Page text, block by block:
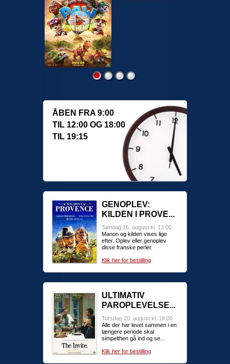
ÅBEN FRA 9:00
TIL 12:00 OG 18:00
TIL 19:15
GENOPLEV:
KILDEN I PROVE...
Søndag 16. august kl. 13:00
Manon og kilden vises lige
efter. Oplev eller genoplev
disse franske perler.
Klik her for bestilling
ULTIMATIV
PAROPLEVELSE...
Torsdag 20. august kl. 18:00
Alle der har levet sammen i en
længere periode skal
simpelthen gå ind og se...
Klik her for bestilling